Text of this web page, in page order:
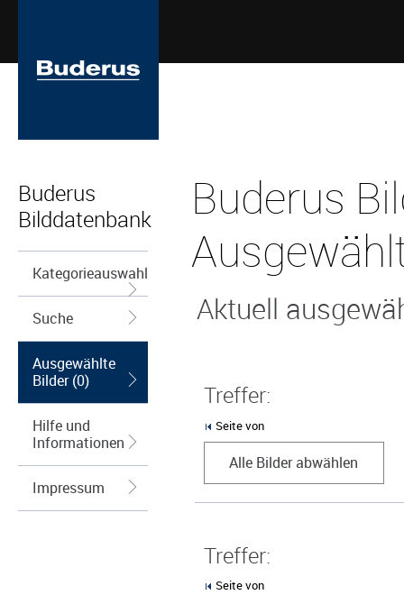
Buderus
Bilddatenbank
Kategorieauswahl
Suche
Ausgewählte
Bilder (0)
Hilfe und
Informationen
Impressum
Buderus
Aktuell
Treffer:
Seite von
Alle Bilder abwählen
Treffer:
Seite von